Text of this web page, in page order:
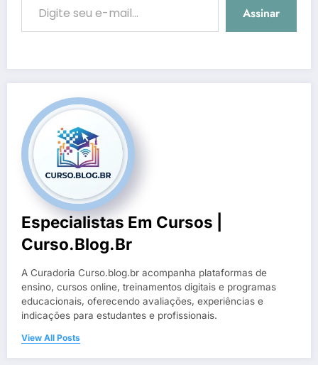
Assinar
Especialistas Em Cursos |
Curso.blog.br
A Curadoria Curso.blog.br acompanha plataformas de
ensino, cursos online, treinamentos digitais e programas
educacionais, oferecendo avaliações, experiências e
indicações para estudantes e profissionais.
View All Posts